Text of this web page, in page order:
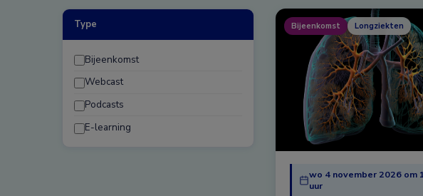
Type
Bijeenkomst
Webcast
Podcasts
E-learning
Bijeenkomst Longziekten
wo 4 november 2026 om
uur